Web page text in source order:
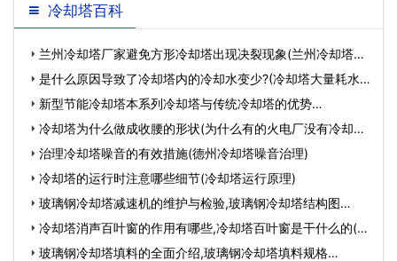
冷却塔百科
兰州冷却塔厂家避免方形冷却塔出现决裂现象(兰州冷却塔设
备安装厂家有…
是什么原因导致了冷却塔内的冷却水变少?(冷却塔大量耗水
怎么回事)…
新型节能冷却塔本系列冷却塔与传统冷却塔的优势…
冷却塔为什么做成收腰的形状(为什么有的火电厂没有冷却塔)
… 治理冷却塔噪音的有效措施(德州冷却塔噪音治理)
冷却塔的运行时注意哪些细节(冷却塔运行原理)
玻璃钢冷却塔减速机的维护与检验,玻璃钢冷却塔结构图…
冷却塔消声百叶窗的作用有哪些,冷却塔百叶窗是干什么的(冷
却塔玻璃钢…
玻璃钢冷却塔填料的全面介绍,玻璃钢冷却塔填料规格…